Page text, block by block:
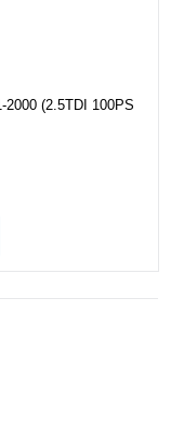
2000 (2.5TDI 100PS